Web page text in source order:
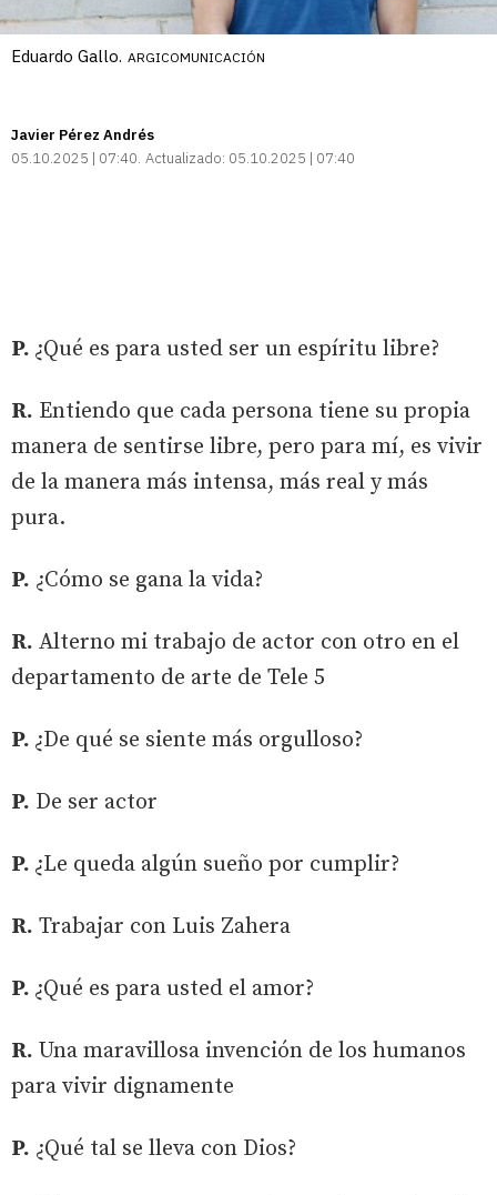
Eduardo Gallo. ARGICOMUNICACIÓN
Javier Pérez Andrés
05.10.2025 | 07:40 Actualizado: 05.10.2025 | 07:40
P. ¿Qué es para usted ser un espíritu libre?
R. Entiendo que cada persona tiene su propia
manera de sentirse libre, pero para mí, es vivir
de la manera más intensa, más real y más
pura.
P. ¿Cómo se gana la vida?
R. Alterno mi trabajo de actor con otro en el
departamento de arte de Tele 5
P. ¿De qué se siente más orgulloso?
P. De ser actor
P. ¿Le queda algún sueño por cumplir?
R. Trabajar con Luis Zahera
P. ¿Qué es para usted el amor?
R. Una maravillosa invención de los humanos
para vivir dignamente
P. ¿Qué tal se lleva con Dios?